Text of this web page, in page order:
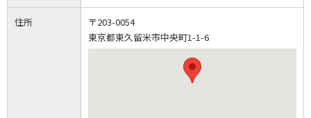
住所
〒203-0054
東京都東久留米市中央町1-1-6